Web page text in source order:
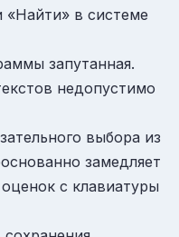
в системе
запутанная.
недопустимо
выбора из
замедляет
с клавиатуры